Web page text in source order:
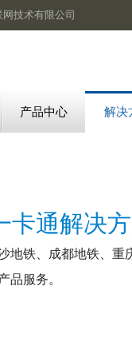
技术有限公司
产品中心 解决
卡通解决
地铁、成都地铁、重
品服务。